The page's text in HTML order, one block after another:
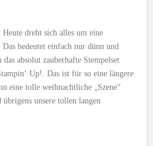
dreht sich alles um eine
bedeutet einfach nur dünn und
absolut zauberhafte Stempelset
Up!. Das ist für so eine längere
eine tolle weihnachtliche „Szene“
übrigens unsere tollen langen